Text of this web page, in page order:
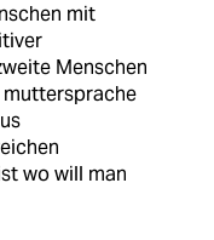
mit
Menschen
wo will man